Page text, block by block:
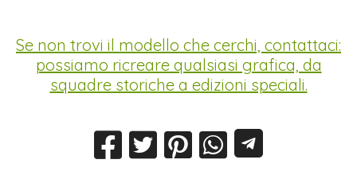
Se non trovi il modello che cerchi, contattaci:
possiamo ricreare qualsiasi grafica, da
squadre storiche a edizioni speciali.